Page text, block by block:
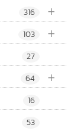
+
316
+
103
27
+
64
16
53